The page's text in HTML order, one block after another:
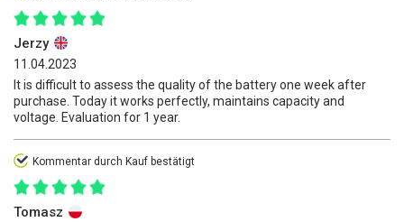
Jerzy
11.04.2023
It is difficult to assess the quality of the battery one week after
purchase. Today it works perfectly, maintains capacity and
voltage. Evaluation for 1 year.
Kommentar durch Kauf bestätigt
Tomasz